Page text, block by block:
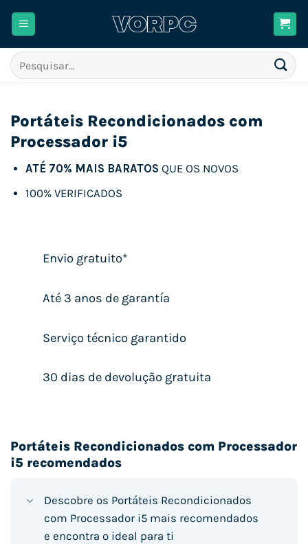
Pesquisar
por:
Portáteis Recondicionados com
Processador i5
ATÉ 70% MAIS BARATOS QUE OS NOVOS
100% VERIFICADOS
Envio gratuito*
Até 3 anos de garantía
Serviço técnico garantido
30 dias de devolução gratuita
Portáteis Recondicionados com Processador
i5 recomendados
Descobre os Portáteis Recondicionados
com Processador i5 mais recomendados
e encontra o ideal para ti